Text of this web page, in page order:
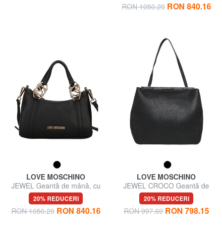
RON 1050.20 RON 840.16
LOVE MOSCHINO
JEWEL Geantă de mână, cu
curea de umăr
20% REDUCERI
RON 1050.20 RON 840.16
LOVE MOSCHINO
JEWEL CROCO Geantă de
cumpărături, geantă de umăr
20% REDUCERI
RON 997.69 RON 798.15